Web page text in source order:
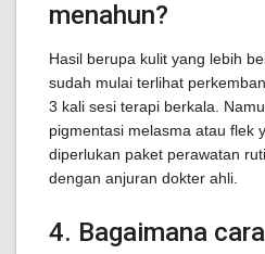
menahun?
Hasil berupa kulit yang lebih
sudah mulai terlihat
3 kali sesi terapi berkala.
pigmentasi melasma atau flek
diperlukan paket perawatan
dengan anjuran dokter ahli.
4. Bagaimana